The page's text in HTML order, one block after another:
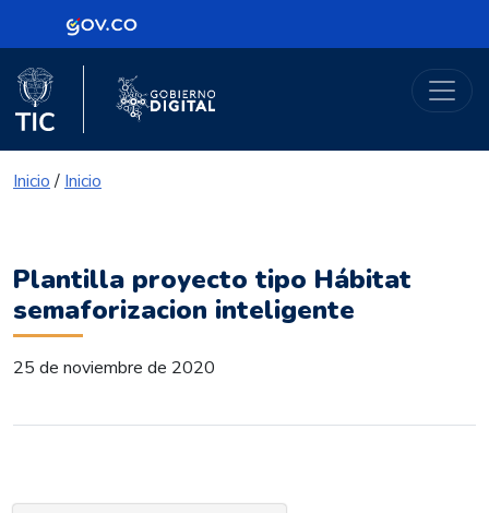
Logo Gobierno de Colombia
Portal Gobierno Digital
Logo del Ministerio TIC
Inicio/ Inicio
Plantilla proyecto tipo Hábitat
semaforizacion inteligente
25 de noviembre de 2020